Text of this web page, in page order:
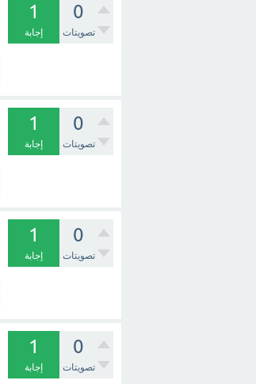
0
تصويتات
1
إجابة
0
تصويتات
1
إجابة
0
تصويتات
1
إجابة
0
تصويتات
1
إجابة